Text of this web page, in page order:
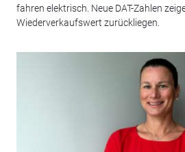
fahren elektrisch. Neue DAT-Zahlen
Wiederverkaufswert zurückliegen.